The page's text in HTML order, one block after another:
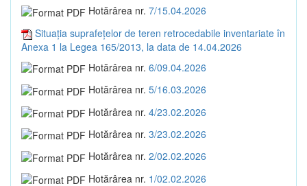
Hotărârea nr. 7/15.04.2026
Situația suprafețelor de teren retrocedabile inventariate în
Anexa 1 la Legea 165/2013, la data de 14.04.2026
Hotărârea nr. 6/09.04.2026
Hotărârea nr. 5/16.03.2026
Hotărârea nr. 4/23.02.2026
Hotărârea nr. 3/23.02.2026
Hotărârea nr. 2/02.02.2026
Hotărârea nr. 1/02.02.2026